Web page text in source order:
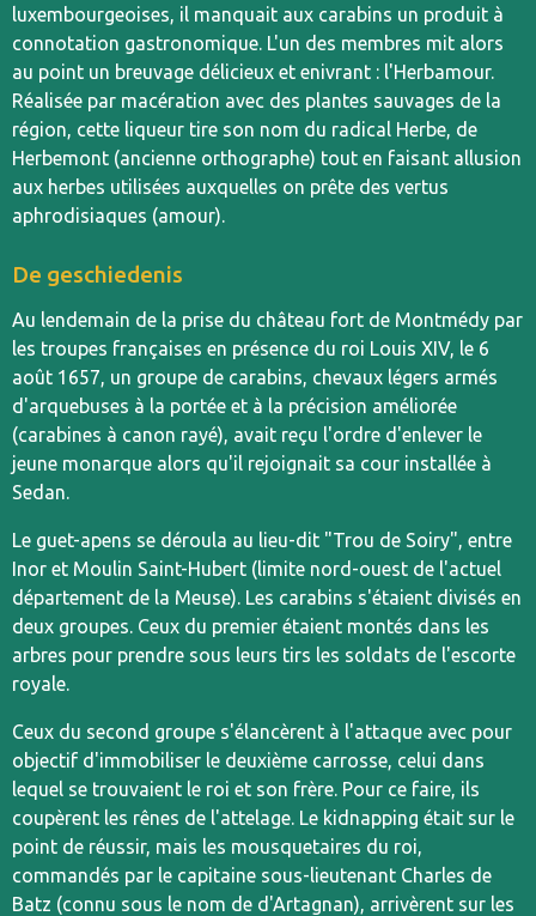
luxembourgeoises, il manquait aux carabins un produit à
connotation gastronomique. L'un des membres mit alors
au point un breuvage délicieux et enivrant : l'Herbamour.
Réalisée par macération avec des plantes sauvages de la
région, cette liqueur tire son nom du radical Herbe, de
Herbemont (ancienne orthographe) tout en faisant allusion
aux herbes utilisées auxquelles on prête des vertus
aphrodisiaques (amour).
De geschiedenis
Au lendemain de la prise du château fort de Montmédy par
les troupes françaises en présence du roi Louis XIV, le 6
août 1657, un groupe de carabins, chevaux légers armés
d'arquebuses à la portée et à la précision améliorée
(carabines à canon rayé), avait reçu l'ordre d'enlever le
jeune monarque alors qu'il rejoignait sa cour installée à
Sedan.
Le guet-apens se déroula au lieu-dit "Trou de Soiry", entre
Inor et Moulin Saint-Hubert (limite nord-ouest de l'actuel
département de la Meuse). Les carabins s'étaient divisés en
deux groupes. Ceux du premier étaient montés dans les
arbres pour prendre sous leurs tirs les soldats de l'escorte
royale.
Ceux du second groupe s'élancèrent à l'attaque avec pour
objectif d'immobiliser le deuxième carrosse, celui dans
lequel se trouvaient le roi et son frère. Pour ce faire, ils
coupèrent les rênes de l'attelage. Le kidnapping était sur le
point de réussir, mais les mousquetaires du roi,
commandés par le capitaine sous-lieutenant Charles de
Batz (connu sous le nom de d'Artagnan), arrivèrent sur les